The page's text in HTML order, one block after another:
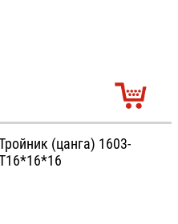
(цанга) 1603-